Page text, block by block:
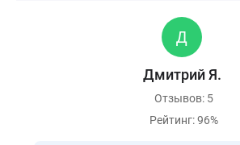
Дмитрий Я.
Отзывов: 5
Рейтинг: 96%